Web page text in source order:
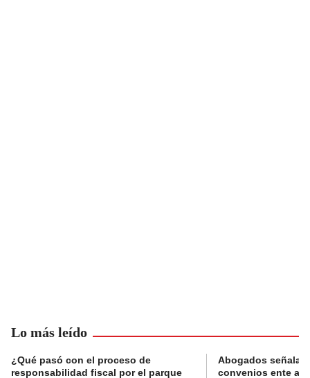
Lo más leído
¿Qué pasó con el proceso de
responsabilidad fiscal por el parque
Abogados
convenios ente